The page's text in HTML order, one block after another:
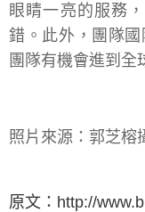
眼睛一亮的服務
錯。此外，團隊
團隊有機會進到全
照片來源：郭芝榕
原文：http://